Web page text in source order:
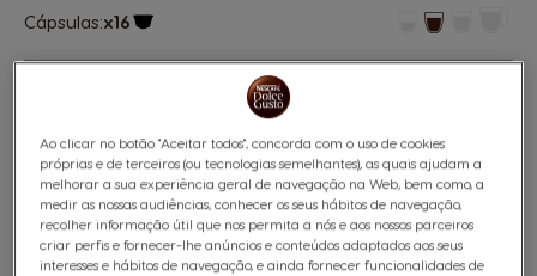
Cápsulas:x16
do café da manhã com o nosso KitKat®
Chocolate quente, uma bebida NESCAFÉ® Dolce Gusto!
Estas cápsulas de chocolate quente permitem-lhe
deliciar-se com notas de bolacha e cacau com tons de
caramelo. Desfrute de todo o sabor KitKat® em casa
numa chávena cremosa.
Ver ingredientes
Ao clicar no botão "Aceitar todos", concorda com o uso de cookies
próprias e de terceiros (ou tecnologias semelhantes), as quais ajudam a
melhorar a sua experiência geral de navegação na Web, bem como, a
medir as nossas audiências, conhecer os seus hábitos de navegação,
recolher informação útil que nos permita a nós e aos nossos parceiros
criar perfis e fornecer-lhe anúncios e conteúdos adaptados aos seus
interesses e hábitos de navegação, e ainda fornecer funcionalidades de